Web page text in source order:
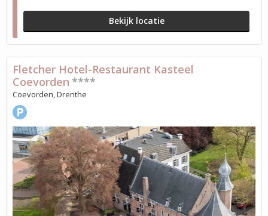
Bekijk locatie
Fletcher Hotel-Restaurant Kasteel
Coevorden ****
Coevorden, Drenthe